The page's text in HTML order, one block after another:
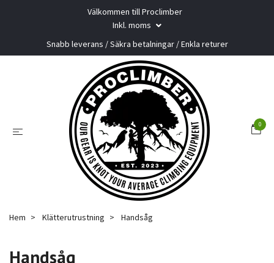
Välkommen till Proclimber
Inkl. moms
Snabb leverans / Säkra betalningar / Enkla returer
0
Hem Klätterutrustning Handsåg
Handsåg